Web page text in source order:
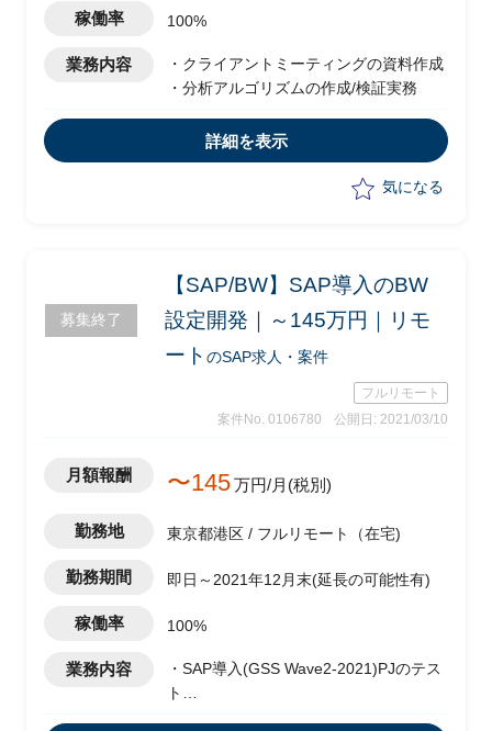
稼働率 100%
業務内容
・クライアントミーティングの資料作成
・分析アルゴリズムの作成/検証実務
詳細を表示
気になる
募集終了
【SAP/BW】SAP導入のBW
設定開発｜～145万円｜リモ
ート のSAP求人・案件
フルリモート
案件No. 0106780
公開日: 2021/03/10
月額報酬 〜145万円/月(税別)
勤務地 東京都港区 / フルリモート（在宅)
勤務期間 即日～2021年12月末(延長の可能性有)
稼働率 100%
業務内容
・SAP導入(GSS Wave2-2021)PJのテス
ト